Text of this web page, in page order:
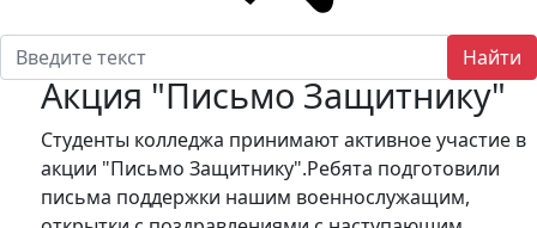
Найти
Акция "Письмо Защитнику"
Студенты колледжа принимают активное участие в
акции "Письмо Защитнику".Ребята подготовили
письма поддержки нашим военнослужащим,